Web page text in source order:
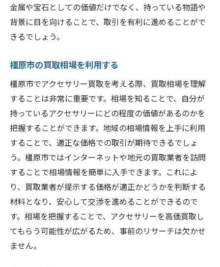
金属や宝石としての価値だけでなく、持っている物語や
背景に目を向けることで、取引を有利に進めることがで
きるでしょう。
橿原市の買取相場を利用する
橿原市でアクセサリー買取を考える際、買取相場を理解
することは非常に重要です。相場を知ることで、自分が
持っているアクセサリーにどの程度の価値があるのかを
把握することができます。地域の相場情報を上手に利用
することで、適正な価格での取引が期待できるでしょ
う。橿原市ではインターネットや地元の買取業者を訪問
することで相場情報を簡単に入手できます。これによ
り、買取業者が提示する価格が適正かどうかを判断する
材料となり、安心して交渉を進めることができるので
す。相場を把握することで、アクセサリーを高価買取し
てもらう可能性が広がるため、事前のリサーチは欠かせ
ません。